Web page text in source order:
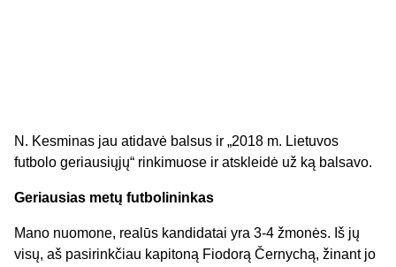
N. Kesminas jau atidavė balsus ir „2018 m. Lietuvos
futbolo geriausiųjų“ rinkimuose ir atskleidė už ką balsavo.
Geriausias metų futbolininkas
Mano nuomone, realūs kandidatai yra 3-4 žmonės. Iš jų
visų, aš pasirinkčiau kapitoną Fiodorą Černychą, žinant jo